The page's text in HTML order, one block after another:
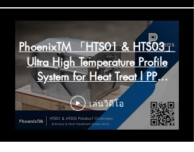
PhoenixTM 「HTS01 & HTS03」
Ultra High Temperature Profile
System for Heat Treat l PP
Systems
เล่นวิดีโอ